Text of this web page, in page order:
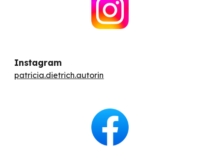
Instagram
patricia.dietrich.autorin